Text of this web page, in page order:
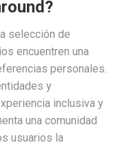
selección de
encuentren una
personales.
y
inclusiva y
una comunidad
usuarios la